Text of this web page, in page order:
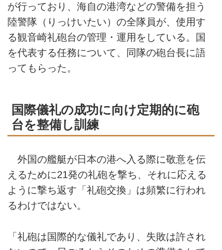
が行っており、海自の港湾などの警備を担う
陸警隊（りっけいたい）の全隊員が、使用す
る観音崎礼砲台の管理・運用をしている。国
を代表する任務について、同隊の砲台長に語
ってもらった。
国際儀礼の成功に向け定期的に砲
台を整備し訓練
外国の艦艇が日本の港へ入る際に敬意を伝
えるために21発の礼砲を撃ち、それに応える
ように撃ち返す「礼砲交換」は頻繁に行われ
るわけではない。
「礼砲は国際的な儀礼であり、失敗は許され